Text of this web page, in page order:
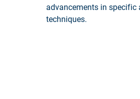
advancements in
techniques.